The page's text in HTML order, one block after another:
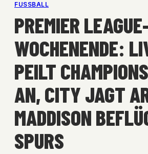
FUSSBALL
PREMIER
WOCHENENDE:
PEILT
AN, CITY JAGT
MADDISON
SPURS